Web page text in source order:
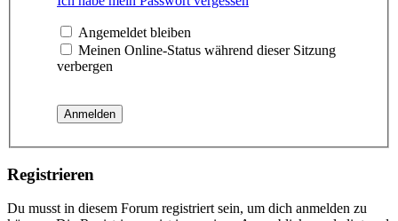
Angemeldet bleiben
Meinen Online-Status während dieser Sitzung
verbergen
Registrieren
Du musst in diesem Forum registriert sein, um dich anmelden zu